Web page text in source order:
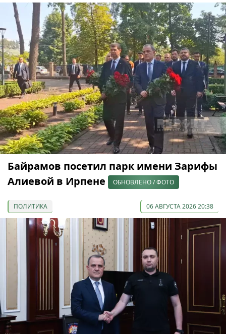
Байрамов посетил парк имени Зарифы
Алиевой в Ирпене
ОБНОВЛЕНО / ФОТО
ПОЛИТИКА 06 АВГУСТА 2026 20:38